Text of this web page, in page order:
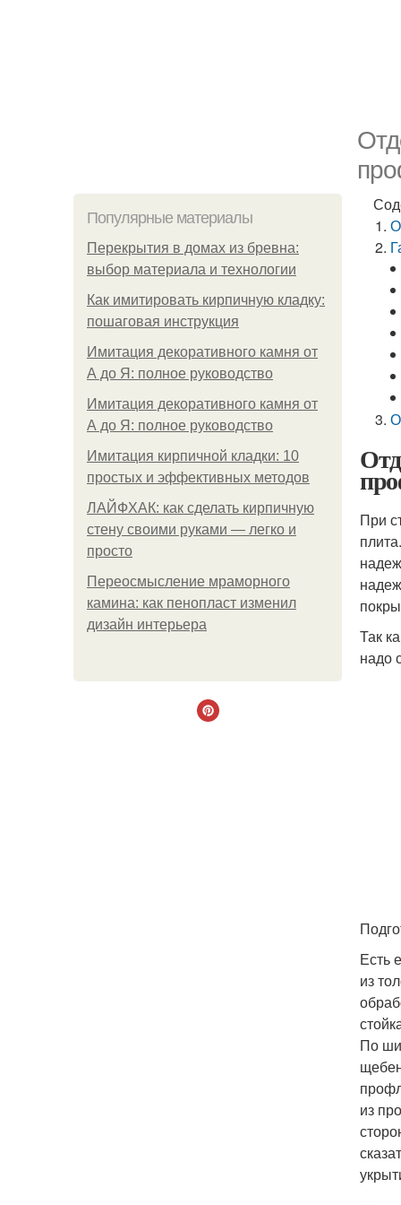
Популярные материалы
Перекрытия в домах из бревна:
выбор материала и технологии
Как имитировать кирпичную кладку:
пошаговая инструкция
Имитация декоративного камня от
А до Я: полное руководство
Имитация декоративного камня от
А до Я: полное руководство
Имитация кирпичной кладки: 10
простых и эффективных методов
ЛАЙФХАК: как сделать кирпичную
стену своими руками — легко и
просто
Переосмысление мраморного
камина: как пенопласт изменил
дизайн интерьера
При
Так
надо
Есть
из
По
из